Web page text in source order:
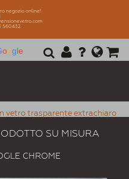
negozio online!
560432
oogle
vetro trasparente extrachiaro
SU MISURA
CHROME